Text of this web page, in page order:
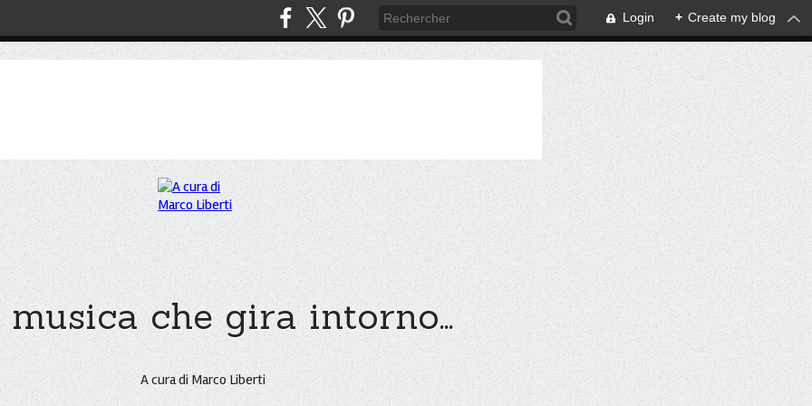
Login + Create my blog
che gira intorno...
A cura di Marco Liberti